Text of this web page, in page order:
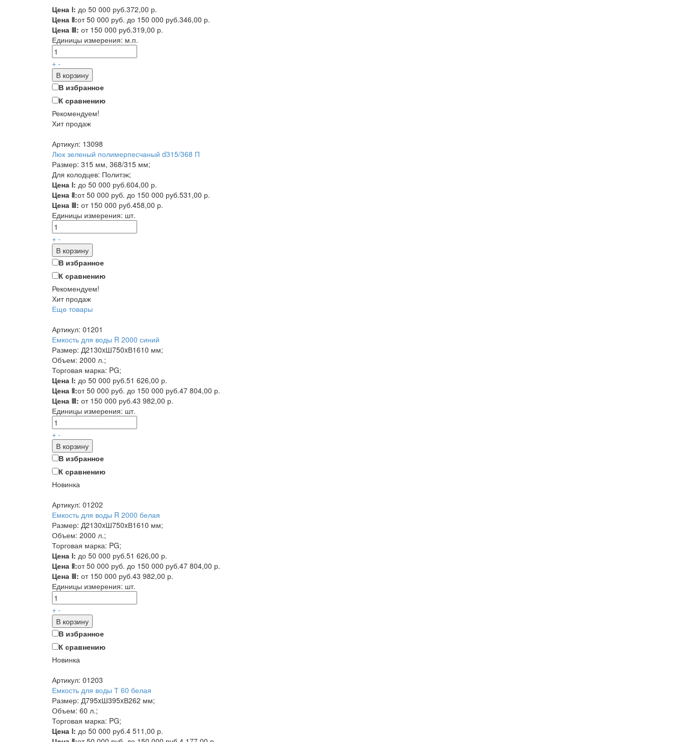
Цена Ⅰ: до 50 000 руб.372,00 р.
Цена Ⅱ:от 50 000 руб. до 150 000 руб.346,00 р.
Цена Ⅲ: от 150 000 руб.319,00 р.
Единицы измерения: м.п.
+ -
В корзину
В избранное
К сравнению
Рекомендуем!
Хит продаж
Артикул: 13098
Люк зеленый полимерпесчаный d315/368 П
Размер: 315 мм, 368/315 мм;
Для колодцев: Политэк;
Цена Ⅰ: до 50 000 руб.604,00 р.
Цена Ⅱ:от 50 000 руб. до 150 000 руб.531,00 р.
Цена Ⅲ: от 150 000 руб.458,00 р.
Единицы измерения: шт.
+ -
В корзину
В избранное
К сравнению
Рекомендуем!
Хит продаж
Еще товары
Артикул: 01201
Емкость для воды R 2000 синий
Размер: Д2130xШ750xВ1610 мм;
Объем: 2000 л.;
Торговая марка: PG;
Цена Ⅰ: до 50 000 руб.51 626,00 р.
Цена Ⅱ:от 50 000 руб. до 150 000 руб.47 804,00 р.
Цена Ⅲ: от 150 000 руб.43 982,00 р.
Единицы измерения: шт.
+ -
В корзину
В избранное
К сравнению
Новинка
Артикул: 01202
Емкость для воды R 2000 белая
Размер: Д2130xШ750xВ1610 мм;
Объем: 2000 л.;
Торговая марка: PG;
Цена Ⅰ: до 50 000 руб.51 626,00 р.
Цена Ⅱ:от 50 000 руб. до 150 000 руб.47 804,00 р.
Цена Ⅲ: от 150 000 руб.43 982,00 р.
Единицы измерения: шт.
+ -
В корзину
В избранное
К сравнению
Новинка
Артикул: 01203
Емкость для воды Т 60 белая
Размер: Д795xШ395xВ262 мм;
Объем: 60 л.;
Торговая марка: PG;
Цена Ⅰ: до 50 000 руб.4 511,00 р.